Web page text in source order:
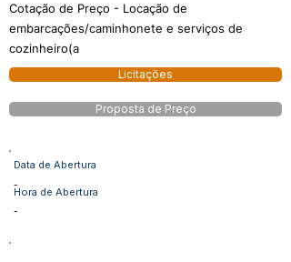
Cotação de Preço - Locação de
embarcações/caminhonete e serviços de
cozinheiro(a
Licitações
Proposta de Preço
Data de Abertura
-
Hora de Abertura
-